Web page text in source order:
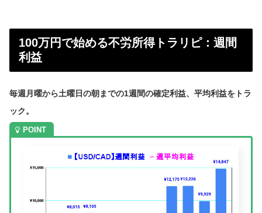
100万円で始める不労所得トラリピ：週間
利益
毎週月曜から土曜日の朝までの1週間の確定利益、平均利益をトラ
ック。